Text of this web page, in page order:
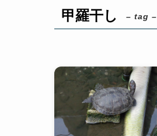
甲羅干し – tag –